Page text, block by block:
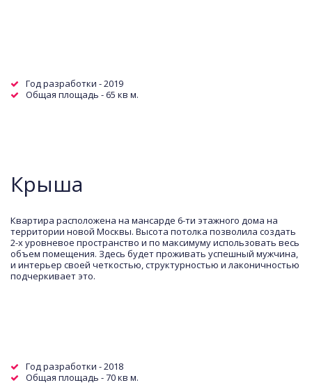
Год разработки - 2019
Общая площадь - 65 кв м.
Крыша
Квартира расположена на мансарде 6-ти этажного дома на
территории новой Москвы. Высота потолка позволила создать
2-х уровневое пространство и по максимуму использовать весь
объем помещения. Здесь будет проживать успешный мужчина,
и интерьер своей четкостью, структурностью и лаконичностью
подчеркивает это.
Год разработки - 2018
Общая площадь - 70 кв м.